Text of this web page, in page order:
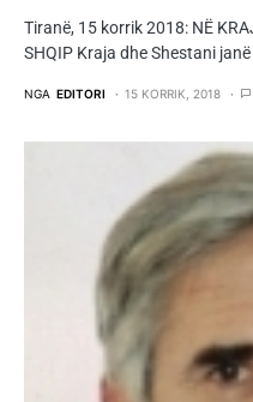
Tiranë, 15 korrik 2018: NË
SHQIP Kraja dhe Shestani
NGA EDITORI 15 KORRIK, 2018